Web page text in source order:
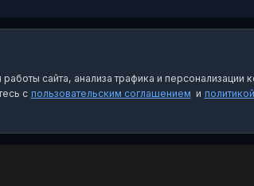
сайта, анализа трафика и персонализации
с пользовательским соглашением и политикой